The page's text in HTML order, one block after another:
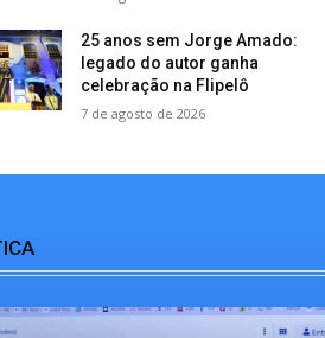
25 anos sem Jorge Amado:
legado do autor ganha
celebração na Flipelô
7 de agosto de 2026